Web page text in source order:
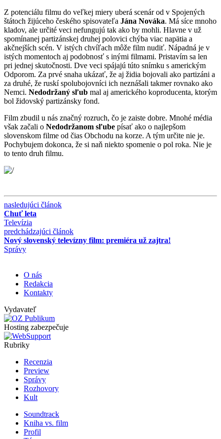
Z potenciálu filmu do veľkej miery uberá scenár od v Spojených
štátoch žijúceho českého spisovateľa Jána Nováka. Má síce mnoho
kladov, ale určité veci nefungujú tak ako by mohli. Hlavne v už
spomínanej partizánskej druhej polovici chýba viac napätia a
akčnejších scén. V istých chvíľach môže film nudiť. Nápadná je v
istých momentoch aj podobnosť s inými filmami. Pristavím sa len
pri jednej skutočnosti. Dve veci spájajú túto snímku s americkým
Odporom. Za prvé snaha ukázať, že aj židia bojovali ako partizáni a
za druhé, že ruskí spolubojovníci ich neznášali takmer rovnako ako
Nemci. Nedodržaný sľub mal aj amerického koproducenta, ktorým
bol židovský partizánsky fond.
Film zbudil u nás značný rozruch, čo je zaiste dobre. Mnohé média
však začali o Nedodržanom sľube písať ako o najlepšom
slovenskom filme od čias Obchodu na korze. A tým určite nie je.
Pochybujem dokonca, že si naň niekto spomenie o pol roka. Nie je
to tento druh filmu.
nasledujúci článok
Chuť leta
Televízia
predchádzajúci článok
Nový slovenský televízny film: premiéra už zajtra!
Správy
O nás
Redakcia
Kontakty
Vydavateľ
Hosting zabezpečuje
Rubriky
Recenzia
Preview
Správy
Rozhovory
Kult
Soundtrack
Kniha vs. film
Profil